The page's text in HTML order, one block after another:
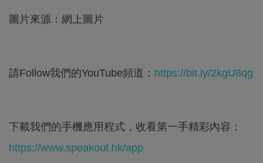
圖片來源：網上圖片
請Follow我們的YouTube頻道： https://bit.ly/2kgU8qg
下載我們的手機應用程式，收看第一手精彩內容：
https://www.speakout.hk/app